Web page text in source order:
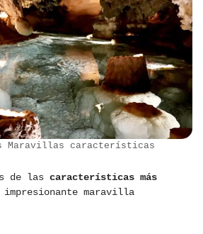
Maravillas características
de las características más
impresionante maravilla